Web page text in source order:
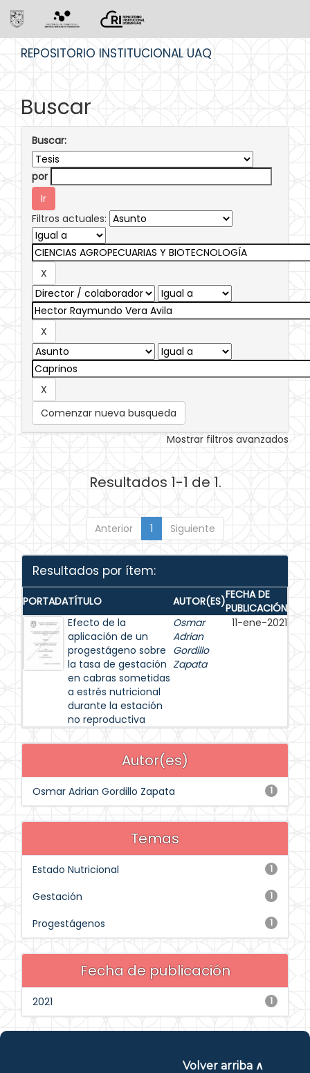
REPOSITORIO INSTITUCIONAL UAQ
Buscar
Buscar:
por
Filtros actuales:
Comenzar nueva busqueda
Mostrar filtros avanzados
Resultados 1-1 de 1.
Anterior 1 Siguiente
Resultados por ítem:
PORTADATÍTULO AUTOR(ES)FECHA DE
PUBLICACIÓN
Efecto de la
aplicación de un
progestágeno sobre
la tasa de gestación
en cabras sometidas
a estrés nutricional
durante la estación
no reproductiva
Osmar
Adrian
Gordillo
Zapata
11-ene-2021
Autor(es)
1
Osmar Adrian Gordillo Zapata
Temas
1
Estado Nutricional
1
Gestación
1
Progestágenos
Fecha de publicación
1
2021
Volver arriba ∧